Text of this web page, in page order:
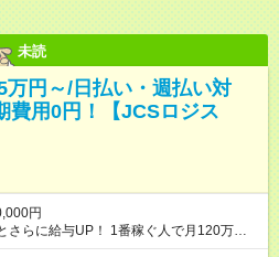
未読
円～/日払い・週払い対
費用0円！【JCSロジス
円
さらに給与UP！ 1番稼ぐ人で月120万ほ